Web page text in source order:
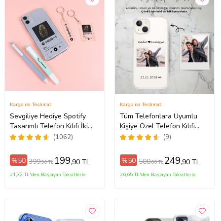
Sevgiliye Hediye Spotify
Tasarımlı Telefon Kılıfı İki
Anahtarlık Hediyeli
(1062)
Kargo ile Teslimat
%50 399,90 TL 199,90 TL
21,32 TL'den Başlayan Taksitlerle
Tüm Telefonlara Uyumlu
Kişiye Özel Telefon Kılıfı
Tüm Modeller Açıklamada
(9)
Kargo ile Teslimat
%50 500,00 TL 249,90 TL
26,65 TL'den Başlayan Taksitlerle